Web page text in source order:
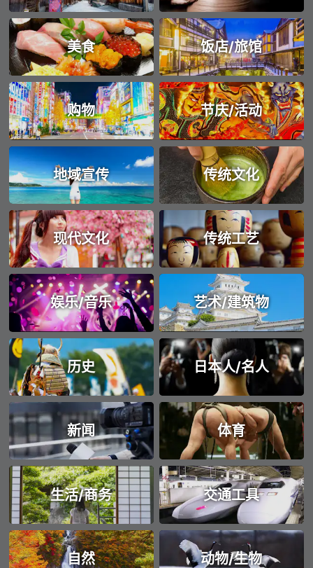
美食 饭店/旅馆
购物 节庆/活动
地域宣传 传统文化
现代文化 传统工艺
娱乐/音乐 艺术/建筑物
历史 日本人/名人
新闻 体育
生活/商务 交通工具
自然 动物/生物